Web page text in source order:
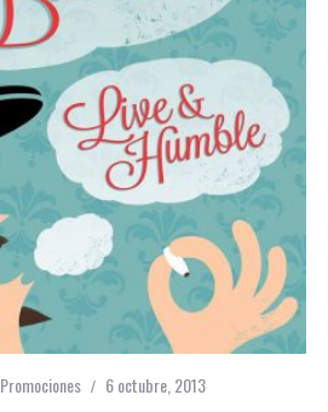
Promociones 6 octubre, 2013